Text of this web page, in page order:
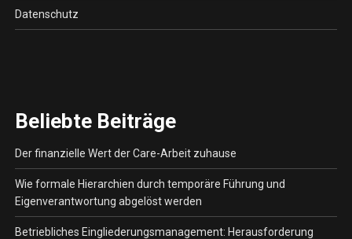
Datenschutz
Beliebte Beiträge
Der finanzielle Wert der Care-Arbeit zuhause
Wie formale Hierarchien durch temporäre Führung und
Eigenverantwortung abgelöst werden
Betriebliches Eingliederungsmanagement: Herausforderung